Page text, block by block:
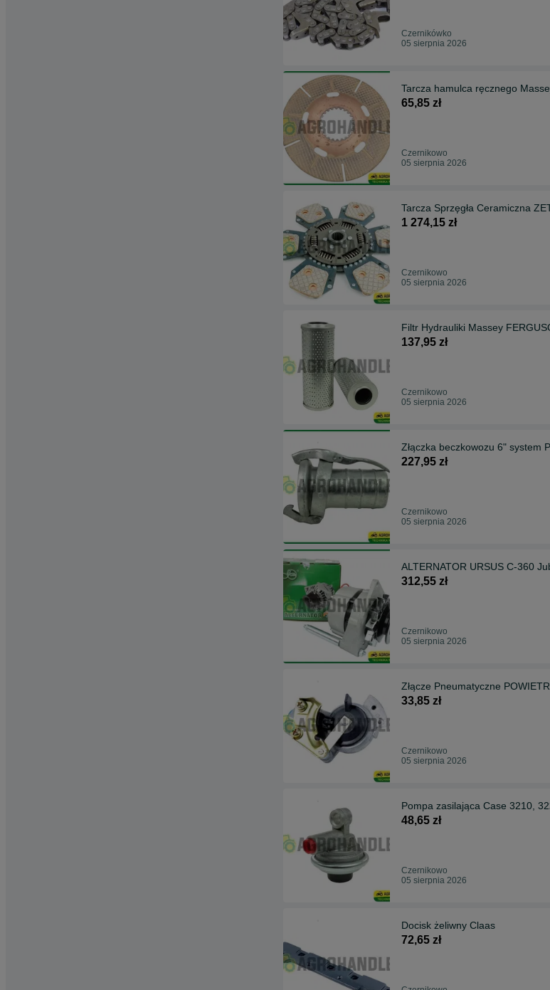
Czernikówko
05 sierpnia 2026
Tarcza hamulca ręcznego
65,85 zł
Czernikowo
05 sierpnia 2026
Tarcza Sprzęgła Ceramiczna
1 274,15 zł
Czernikowo
05 sierpnia 2026
Filtr Hydrauliki Massey
137,95 zł
Czernikowo
05 sierpnia 2026
Złączka beczkowozu 6" system
227,95 zł
Czernikowo
05 sierpnia 2026
ALTERNATOR URSUS C-360
312,55 zł
Czernikowo
05 sierpnia 2026
Złącze Pneumatyczne
33,85 zł
Czernikowo
05 sierpnia 2026
Pompa zasilająca Case 3210,
48,65 zł
Czernikowo
05 sierpnia 2026
Docisk żeliwny Claas
72,65 zł